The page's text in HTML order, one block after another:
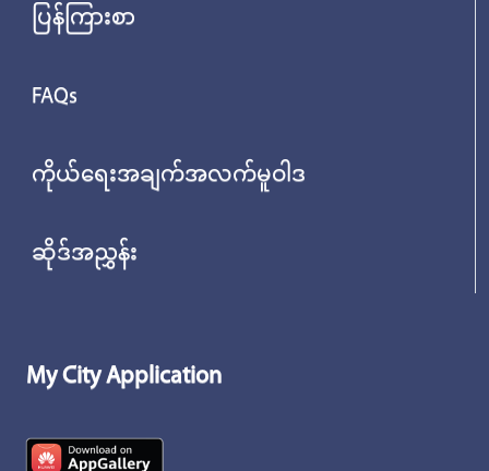
ပြန်ကြားစာ
FAQs
ကိုယ်ရေးအချက်အလက်မူဝါဒ
ဆိုဒ်အညွှန်း
My City Application